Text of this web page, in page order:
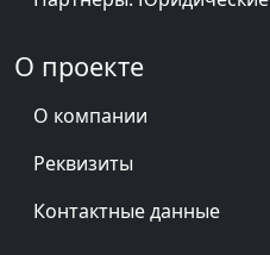
О проекте
О компании
Реквизиты
Контактные данные